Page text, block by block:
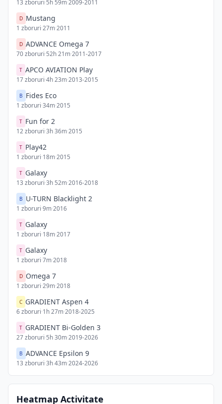
13 zboruri·5h 59m·2009-2011
D Mustang
1 zboruri·27m·2011
D ADVANCE Omega 7
70zboruri·52h 21m·2011-2017
T APCO AVIATION Play
17zboruri·4h 23m·2013-2015
B Fides Eco
1 zboruri·34m·2015
T Fun for 2
12zboruri·3h 36m·2015
T Play42
1 zboruri·18m·2015
T Galaxy
13 zboruri·3h 52m·2016-2018
B U-TURN Blacklight 2
1 zboruri·9m·2016
T Galaxy
1 zboruri·18m·2017
T Galaxy
1 zboruri·7m·2018
D Omega 7
1 zboruri·29m·2018
C GRADIENT Aspen 4
6zboruri·1h 27m·2018-2025
T GRADIENT Bi-Golden 3
27zboruri·5h 30m·2019-2026
B ADVANCE Epsilon 9
13 zboruri·3h 43m·2024-2026
Heatmap Activitate